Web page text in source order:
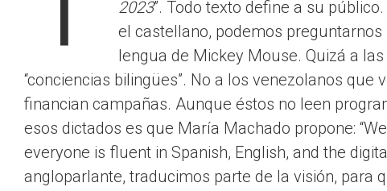
2023”. Todo texto define a su
el castellano, podemos
lengua de Mickey Mouse. Quizá a
“conciencias bilingües”. No a los venezolanos
financian campañas. Aunque éstos no leen
esos dictados es que María Machado propone:
everyone is fluent in Spanish, English, and the
angloparlante, traducimos parte de la visión, para